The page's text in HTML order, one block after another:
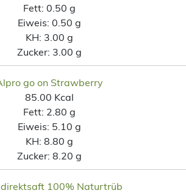
Fett: 0.50 g
Eiweis: 0.50 g
KH: 3.00 g
Zucker: 3.00 g
go on Strawberry
85.00 Kcal
Fett: 2.80 g
Eiweis: 5.10 g
KH: 8.80 g
Zucker: 8.20 g
100% Naturtrüb